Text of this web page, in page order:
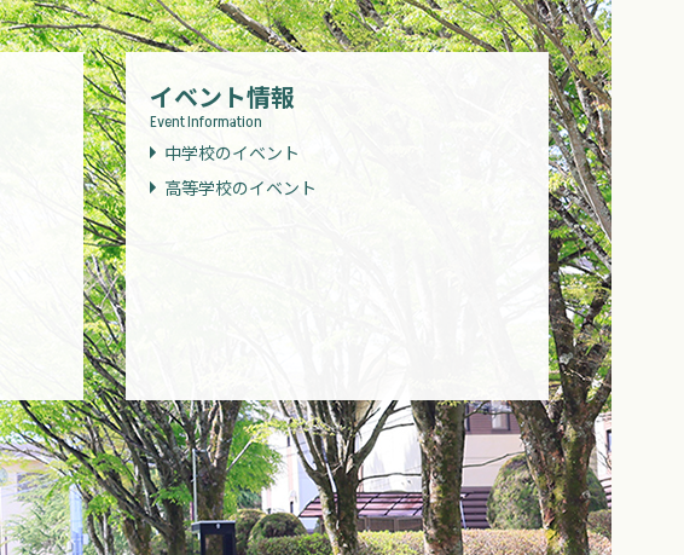
イベント情報
Event Information
中学校のイベント
高等学校のイベント